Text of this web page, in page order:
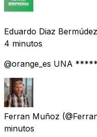
Eduardo Diaz Bermúdez
4 minutos
@orange_es UNA
Ferran Muñoz
minutos